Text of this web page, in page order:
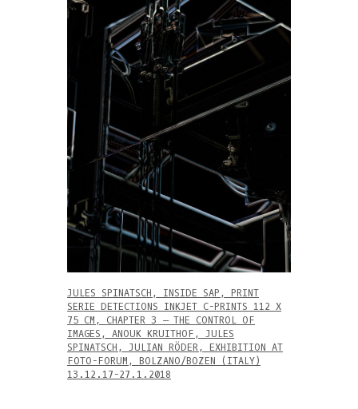
JULES SPINATSCH, INSIDE SAP, PRINT
SERIE DETECTIONS INKJET C-PRINTS 112 X
75 CM, CHAPTER 3 – THE CONTROL OF
IMAGES, ANOUK KRUITHOF, JULES
SPINATSCH, JULIAN RÖDER, EXHIBITION AT
FOTO-FORUM, BOLZANO/BOZEN (ITALY)
13.12.17-27.1.2018